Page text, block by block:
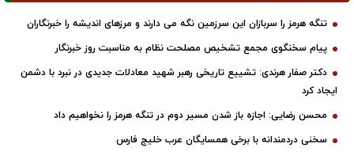
تنگه هرمز را سربازان این سرزمین نگه می دارند و مرزهای اندیشه را خبرنگاران
پیام سخنگوی مجمع تشخیص مصلحت نظام به مناسبت روز خبرنگار
دکتر صفار هرندی: تشییع تاریخی رهبر شهید معادلات جدیدی در نبرد با دشمن
ایجاد کرد
محسن رضایی: اجازه باز شدن مسیر دوم در تنگه هرمز را نخواهیم داد
سخنی دردمندانه با برخی همسایگان عرب خلیج فارس